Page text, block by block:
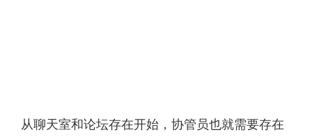
从聊天室和论坛存在开始，协管员也就需要存在